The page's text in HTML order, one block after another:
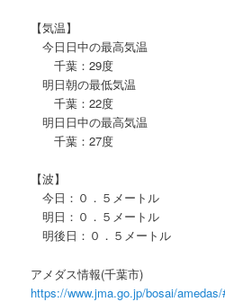
【気温】
今日日中の最高気温
千葉：29度
明日朝の最低気温
千葉：22度
明日日中の最高気温
千葉：27度
【波】
今日：０．５メートル
明日：０．５メートル
明後日：０．５メートル
アメダス情報(千葉市)
https://www.jma.go.jp/bosai/